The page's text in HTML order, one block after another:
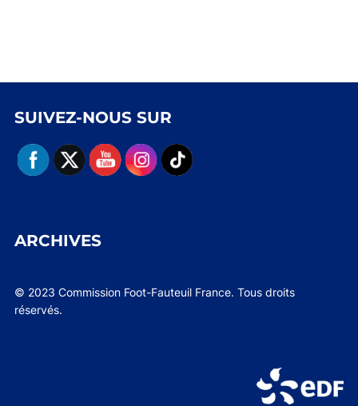
SUIVEZ-NOUS SUR
ARCHIVES
© 2023 Commission Foot-Fauteuil France. Tous droits
réservés.